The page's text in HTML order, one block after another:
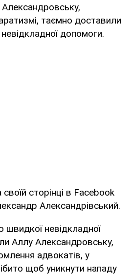
Александровську,
таємно доставили
допомоги.
сторінці в Facebook
Александрівський.
швидкої невідкладної
Аллу Александровську,
адвокатів, у
щоб уникнути нападу